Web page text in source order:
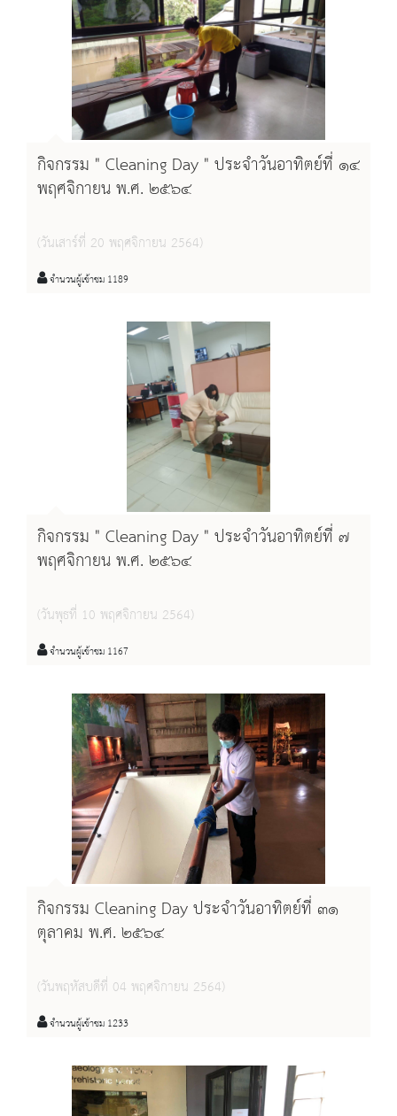
กิจกรรม " Cleaning Day " ประจำวันอาทิตย์ที่ ๑๔
พฤศจิกายน พ.ศ. ๒๕๖๔
(วันเสาร์ที่ 20 พฤศจิกายน 2564)
จำนวนผู้เข้าชม 1189
กิจกรรม " Cleaning Day " ประจำวันอาทิตย์ที่ ๗
พฤศจิกายน พ.ศ. ๒๕๖๔
(วันพุธที่ 10 พฤศจิกายน 2564)
จำนวนผู้เข้าชม 1167
กิจกรรม Cleaning Day ประจำวันอาทิตย์ที่ ๓๑
ตุลาคม พ.ศ. ๒๕๖๔
(วันพฤหัสบดีที่ 04 พฤศจิกายน 2564)
จำนวนผู้เข้าชม 1233